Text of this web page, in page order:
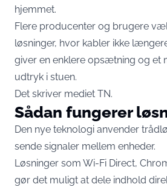
hjemmet.
Flere producenter og brugere
løsninger, hvor kabler ikke
giver en enklere opsætning og et
udtryk i stuen.
Det skriver mediet TN.
Sådan fungerer
Den nye teknologi anvender
sende signaler mellem enheder.
Løsninger som Wi-Fi Direct,
gør det muligt at dele indhold